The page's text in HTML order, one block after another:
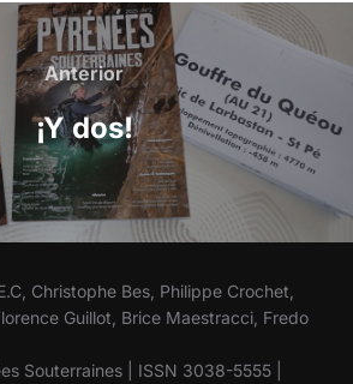
Anterior
Anterior
¡Y dos!
Christophe Bes, Philippe Crochet,
Guillot, Brice Maestracci, Fredo
Souterraines | ISSN 3038-5555 |